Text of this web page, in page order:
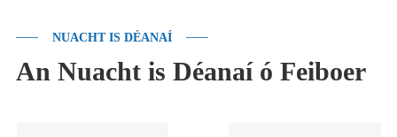
NUACHT IS DÉANAÍ
An Nuacht is Déanaí ó Feiboer